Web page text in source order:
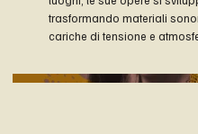
trasformando materiali
cariche di tensione e